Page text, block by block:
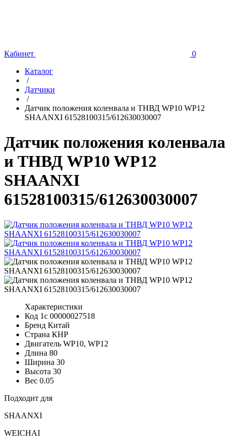
Кабинет
0
Каталог
/
Датчики
/
Датчик положения коленвала и ТНВД WP10 WP12
SHAANXI 61528100315/612630030007
Датчик положения коленвала
и ТНВД WP10 WP12
SHAANXI
61528100315/612630030007
Характеристики
Код 1с 00000027518
Бренд Китай
Страна КНР
Двигатель WP10, WP12
Длина 80
Ширина 30
Высота 30
Вес 0.05
Подходит для
SHAANXI
WEICHAI